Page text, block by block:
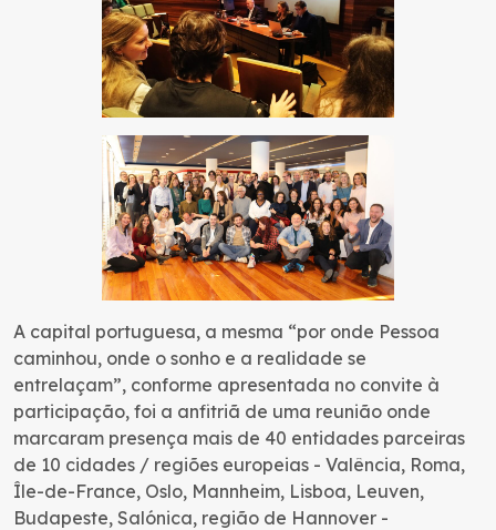
A capital portuguesa, a mesma “por onde Pessoa
caminhou, onde o sonho e a realidade se
entrelaçam”, conforme apresentada no convite à
participação, foi a anfitriã de uma reunião onde
marcaram presença mais de 40 entidades parceiras
de 10 cidades / regiões europeias - Valência, Roma,
Île-de-France, Oslo, Mannheim, Lisboa, Leuven,
Budapeste, Salónica, região de Hannover -